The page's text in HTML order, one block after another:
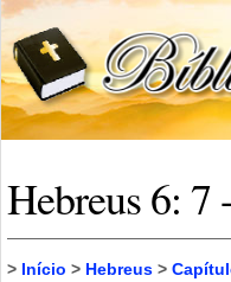
Hebreus 6: 7
> Início > Hebreus >